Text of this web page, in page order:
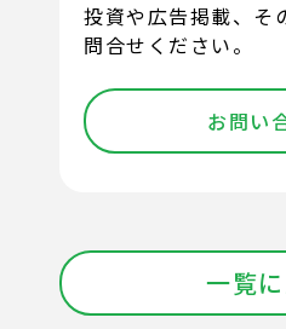
投資や広告掲載、そ
問合せください。
お問い
一覧